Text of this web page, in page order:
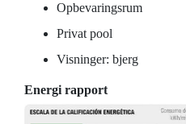
Opbevaringsrum
Privat pool
Visninger: bjerg
Energi rapport